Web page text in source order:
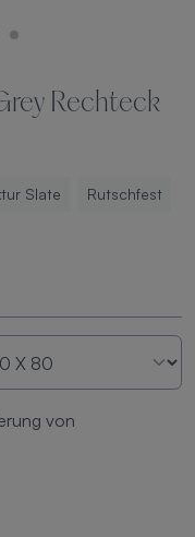
Rechteck
Slate Rutschfest
von